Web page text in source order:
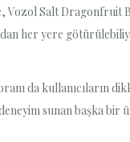
Vozol Salt Dragonfruit
her yere
da kullanıcıların
sunan başka